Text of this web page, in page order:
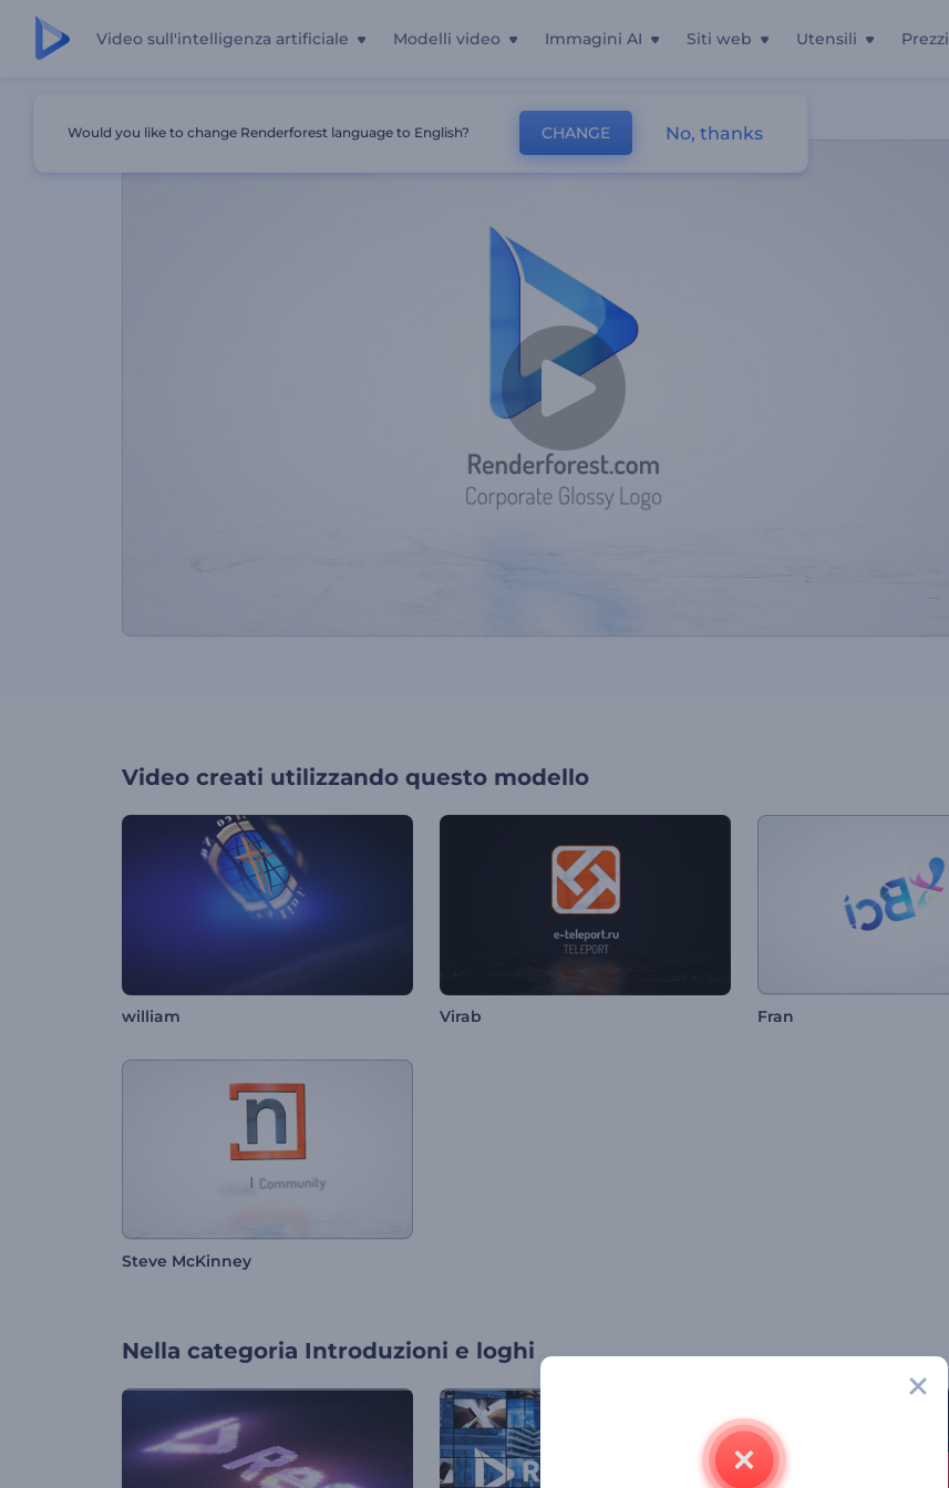
Video sull'intelligenza artificiale Modelli video Immagini AI Siti web Utensili Prezzi
Video creati utilizzando questo modello
william Virab Fran
Steve McKinney
Nella categoria Introduzioni e loghi
Would you like to change Renderforest language to English? CHANGE No, thanks